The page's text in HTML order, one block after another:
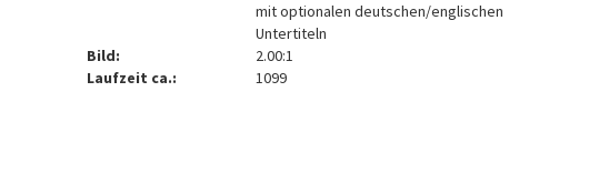
mit optionalen deutschen/englischen
Untertiteln
Bild:
2.00:1
Laufzeit ca.:
1099